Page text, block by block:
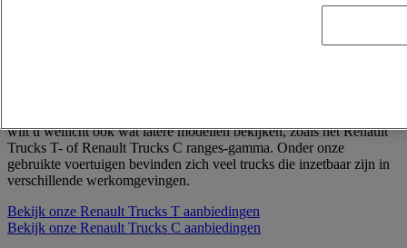
wilt u wellicht ook wat latere modellen bekijken, zoals het Renault
Trucks T- of Renault Trucks C ranges-gamma. Onder onze
gebruikte voertuigen bevinden zich veel trucks die inzetbaar zijn in
verschillende werkomgevingen.
Bekijk onze Renault Trucks T aanbiedingen
Bekijk onze Renault Trucks C aanbiedingen